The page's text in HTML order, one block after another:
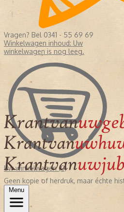
Vragen? Bel 0341 - 55 69 69
Winkelwagen inhoud: Uw
winkelwagen is nog leeg.
Uw winkelwagen (0)
Geen kopie of herdruk, maar échte
Menu